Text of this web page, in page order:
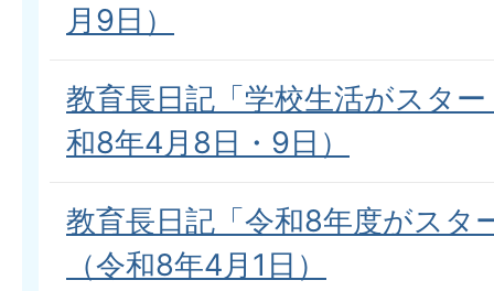
月9日）
教育長日記「学校生活がスタ
和8年4月8日・9日）
教育長日記「令和8年度がスタ
（令和8年4月1日）